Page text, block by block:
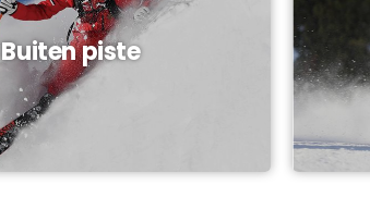
Buiten piste